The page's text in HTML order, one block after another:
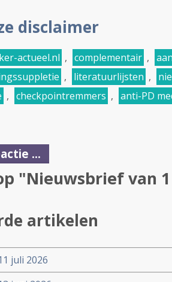
disclaimer
actueel.nl , complementair ,
, literatuurlijsten ,
, checkpointremmers , anti-PD
...
"Nieuwsbrief van
artikelen
juli 2026